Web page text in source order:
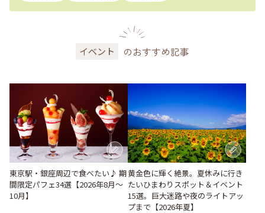
イベント のおすすめ記事
東京駅・銀座周辺で食べたい♪ 期
間限定パフェ34選【2026年8月～
10月】
黄金色に輝く絶景。夏休みに行き
たいひまわりスポット＆イベント
15選。巨大迷路や夜のライトアッ
プまで【2026年夏】